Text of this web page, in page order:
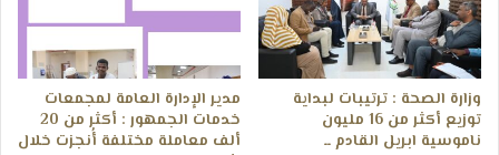
وزارة الصحة : ترتيبات لبداية
توزيع أكثر من 16 مليون
ناموسية ابريل القادم ــ
مدير الإدارة العامة لمجمعات
خدمات الجمهور : أكثر من 20
ألف معاملة مختلفة أُنجزت خلال